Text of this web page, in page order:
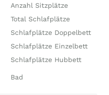
Anzahl Sitzplätze
Total Schlafplätze
Schlafplätze Doppelbett
Schlafplätze Einzelbett
Schlafplätze Hubbett
Bad